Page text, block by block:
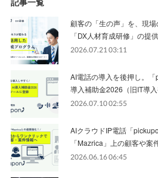
記事一覧
顧客の「生の声」を、現
「DX人材育成研修」の提
2026.07.21 03:11
AI電話の導入を後押し。
導入補助金2026（旧IT導
2026.07.10 02:55
AIクラウドIP電話「
「Mazrica」上の顧客や
2026.06.16 06:45